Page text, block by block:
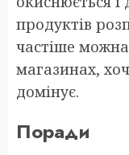
продуктів
частіше
магазинах,
домінує.
Поради